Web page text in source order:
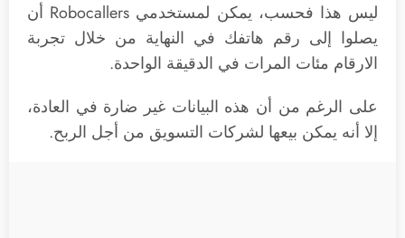
ليس هذا فحسب، يمكن لمستخدمي Robocallers أن
يصلوا إلى رقم هاتفك في النهاية من خلال تجربة
الارقام مئات المرات في الدقيقة الواحدة.
على الرغم من أن هذه البيانات غير ضارة في العادة،
إلا أنه يمكن بيعها لشركات التسويق من أجل الربح.